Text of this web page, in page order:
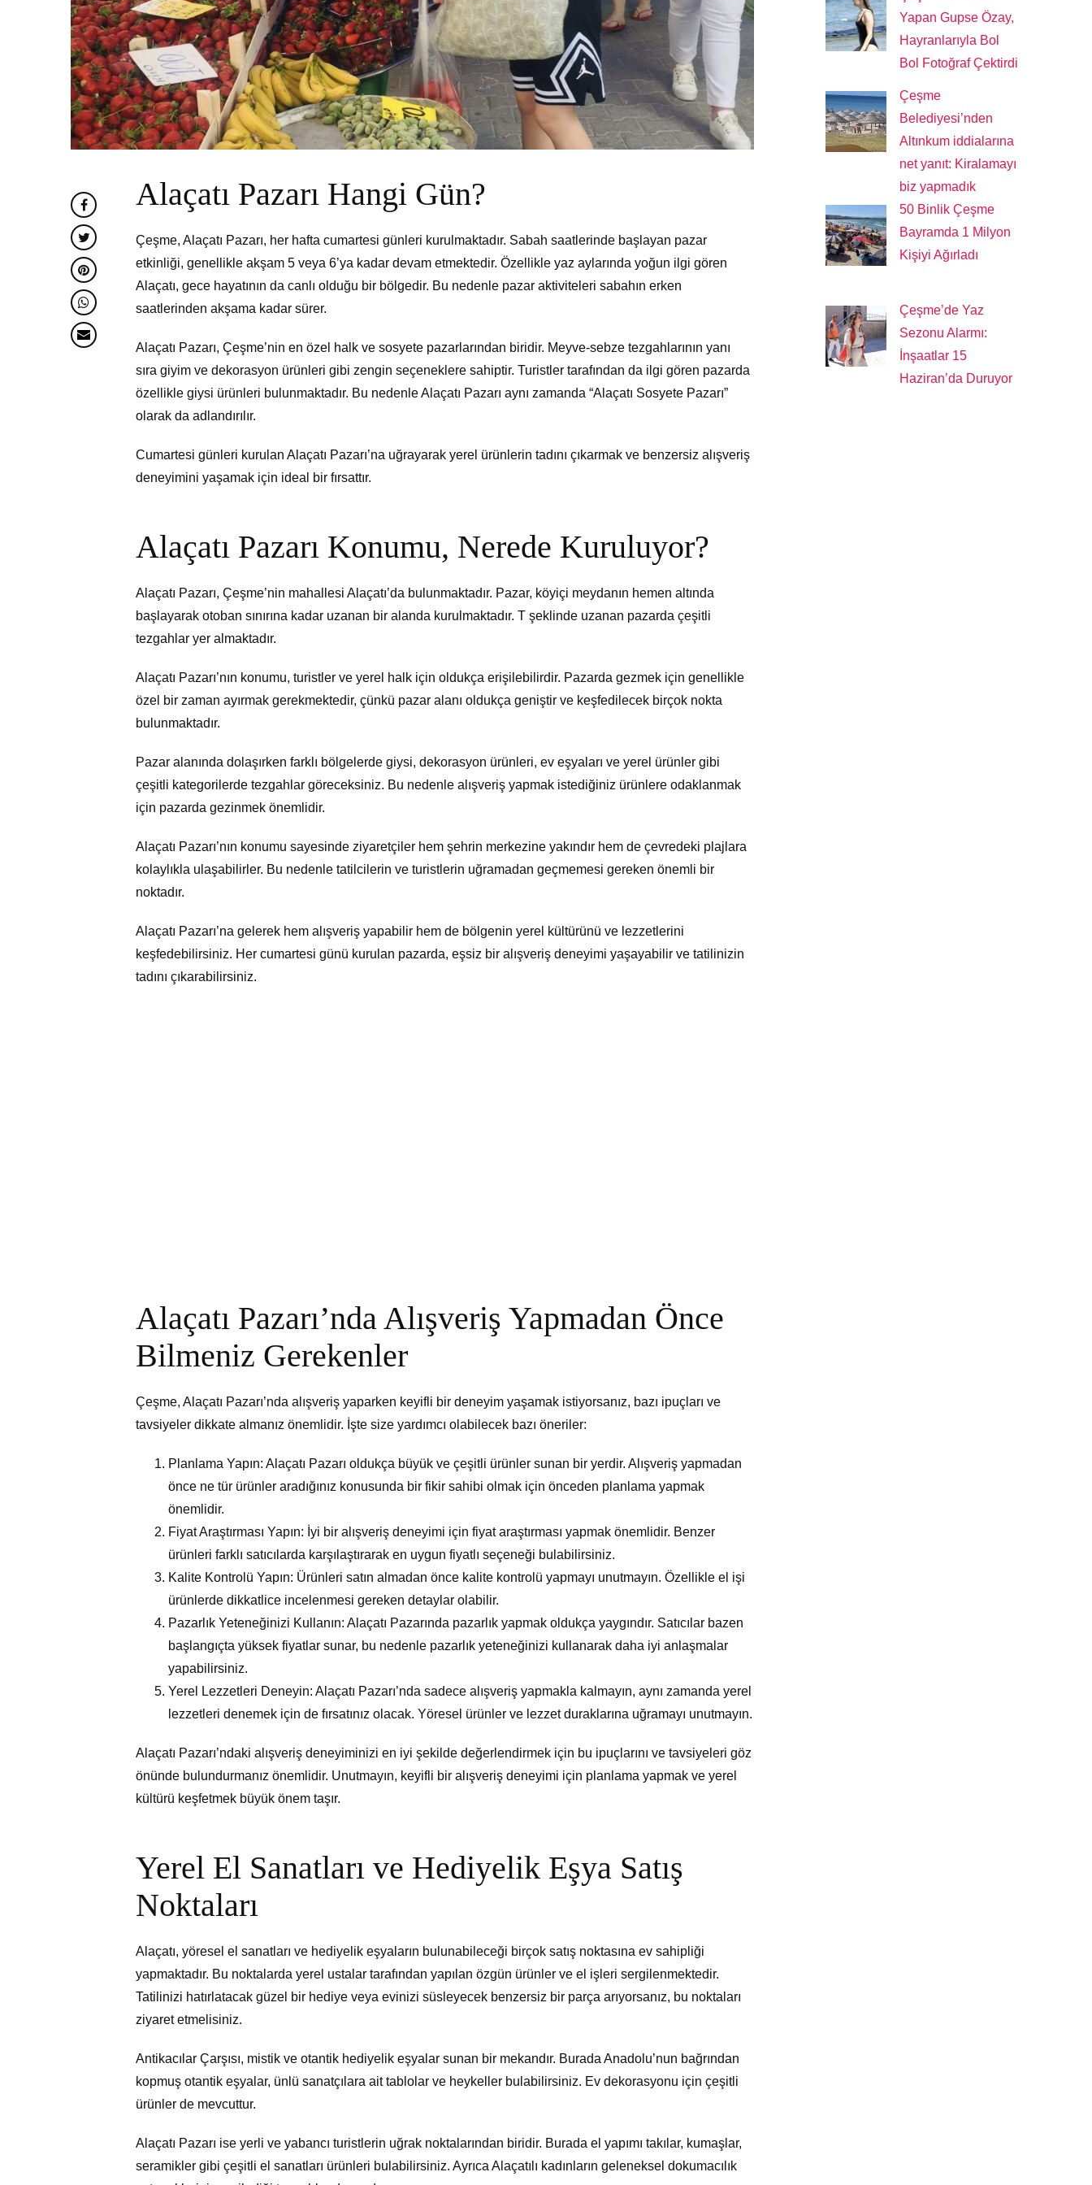
Alaçatı Pazarı Hangi Gün?
Çeşme, Alaçatı Pazarı, her hafta cumartesi günleri kurulmaktadır. Sabah saatlerinde başlayan pazar
etkinliği, genellikle akşam 5 veya 6’ya kadar devam etmektedir. Özellikle yaz aylarında yoğun ilgi gören
Alaçatı, gece hayatının da canlı olduğu bir bölgedir. Bu nedenle pazar aktiviteleri sabahın erken
saatlerinden akşama kadar sürer.
Alaçatı Pazarı, Çeşme’nin en özel halk ve sosyete pazarlarından biridir. Meyve-sebze tezgahlarının yanı
sıra giyim ve dekorasyon ürünleri gibi zengin seçeneklere sahiptir. Turistler tarafından da ilgi gören pazarda
özellikle giysi ürünleri bulunmaktadır. Bu nedenle Alaçatı Pazarı aynı zamanda “Alaçatı Sosyete Pazarı”
olarak da adlandırılır.
Cumartesi günleri kurulan Alaçatı Pazarı’na uğrayarak yerel ürünlerin tadını çıkarmak ve benzersiz alışveriş
deneyimini yaşamak için ideal bir fırsattır.
Alaçatı Pazarı Konumu, Nerede Kuruluyor?
Alaçatı Pazarı, Çeşme’nin mahallesi Alaçatı’da bulunmaktadır. Pazar, köyiçi meydanın hemen altında
başlayarak otoban sınırına kadar uzanan bir alanda kurulmaktadır. T şeklinde uzanan pazarda çeşitli
tezgahlar yer almaktadır.
Alaçatı Pazarı’nın konumu, turistler ve yerel halk için oldukça erişilebilirdir. Pazarda gezmek için genellikle
özel bir zaman ayırmak gerekmektedir, çünkü pazar alanı oldukça geniştir ve keşfedilecek birçok nokta
bulunmaktadır.
Pazar alanında dolaşırken farklı bölgelerde giysi, dekorasyon ürünleri, ev eşyaları ve yerel ürünler gibi
çeşitli kategorilerde tezgahlar göreceksiniz. Bu nedenle alışveriş yapmak istediğiniz ürünlere odaklanmak
için pazarda gezinmek önemlidir.
Alaçatı Pazarı’nın konumu sayesinde ziyaretçiler hem şehrin merkezine yakındır hem de çevredeki plajlara
kolaylıkla ulaşabilirler. Bu nedenle tatilcilerin ve turistlerin uğramadan geçmemesi gereken önemli bir
noktadır.
Alaçatı Pazarı’na gelerek hem alışveriş yapabilir hem de bölgenin yerel kültürünü ve lezzetlerini
keşfedebilirsiniz. Her cumartesi günü kurulan pazarda, eşsiz bir alışveriş deneyimi yaşayabilir ve tatilinizin
tadını çıkarabilirsiniz.
Alaçatı Pazarı’nda Alışveriş Yapmadan Önce
Bilmeniz Gerekenler
Çeşme, Alaçatı Pazarı’nda alışveriş yaparken keyifli bir deneyim yaşamak istiyorsanız, bazı ipuçları ve
tavsiyeler dikkate almanız önemlidir. İşte size yardımcı olabilecek bazı öneriler:
Planlama Yapın: Alaçatı Pazarı oldukça büyük ve çeşitli ürünler sunan bir yerdir. Alışveriş yapmadan
önce ne tür ürünler aradığınız konusunda bir fikir sahibi olmak için önceden planlama yapmak
önemlidir.
Fiyat Araştırması Yapın: İyi bir alışveriş deneyimi için fiyat araştırması yapmak önemlidir. Benzer
ürünleri farklı satıcılarda karşılaştırarak en uygun fiyatlı seçeneği bulabilirsiniz.
Kalite Kontrolü Yapın: Ürünleri satın almadan önce kalite kontrolü yapmayı unutmayın. Özellikle el işi
ürünlerde dikkatlice incelenmesi gereken detaylar olabilir.
Pazarlık Yeteneğinizi Kullanın: Alaçatı Pazarında pazarlık yapmak oldukça yaygındır. Satıcılar bazen
başlangıçta yüksek fiyatlar sunar, bu nedenle pazarlık yeteneğinizi kullanarak daha iyi anlaşmalar
yapabilirsiniz.
Yerel Lezzetleri Deneyin: Alaçatı Pazarı’nda sadece alışveriş yapmakla kalmayın, aynı zamanda yerel
lezzetleri denemek için de fırsatınız olacak. Yöresel ürünler ve lezzet duraklarına uğramayı unutmayın.
Alaçatı Pazarı’ndaki alışveriş deneyiminizi en iyi şekilde değerlendirmek için bu ipuçlarını ve tavsiyeleri göz
önünde bulundurmanız önemlidir. Unutmayın, keyifli bir alışveriş deneyimi için planlama yapmak ve yerel
kültürü keşfetmek büyük önem taşır.
Yerel El Sanatları ve Hediyelik Eşya Satış
Noktaları
Alaçatı, yöresel el sanatları ve hediyelik eşyaların bulunabileceği birçok satış noktasına ev sahipliği
yapmaktadır. Bu noktalarda yerel ustalar tarafından yapılan özgün ürünler ve el işleri sergilenmektedir.
Tatilinizi hatırlatacak güzel bir hediye veya evinizi süsleyecek benzersiz bir parça arıyorsanız, bu noktaları
ziyaret etmelisiniz.
Antikacılar Çarşısı, mistik ve otantik hediyelik eşyalar sunan bir mekandır. Burada Anadolu’nun bağrından
kopmuş otantik eşyalar, ünlü sanatçılara ait tablolar ve heykeller bulabilirsiniz. Ev dekorasyonu için çeşitli
ürünler de mevcuttur.
Alaçatı Pazarı ise yerli ve yabancı turistlerin uğrak noktalarından biridir. Burada el yapımı takılar, kumaşlar,
seramikler gibi çeşitli el sanatları ürünleri bulabilirsiniz. Ayrıca Alaçatılı kadınların geleneksel dokumacılık
Yapan Gupse Özay,
Hayranlarıyla Bol
Bol Fotoğraf Çektirdi
Çeşme
Belediyesi’nden
Altınkum iddialarına
net yanıt: Kiralamayı
biz yapmadık
50 Binlik Çeşme
Bayramda 1 Milyon
Kişiyi Ağırladı
Çeşme’de Yaz
Sezonu Alarmı:
İnşaatlar 15
Haziran’da Duruyor